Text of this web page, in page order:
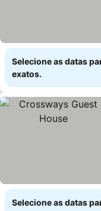
Selecione as datas
exatos.
Selecione as datas